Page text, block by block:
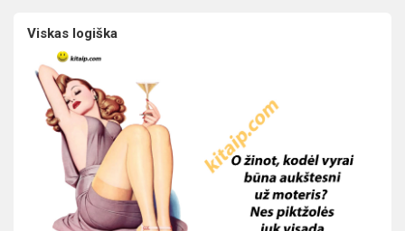
Viskas logiška